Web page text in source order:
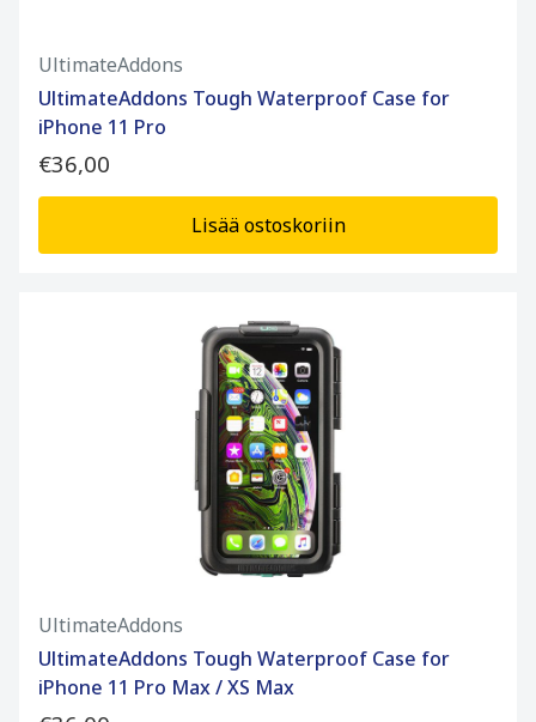
UltimateAddons
UltimateAddons Tough Waterproof Case for
iPhone 11 Pro
€36,00
Lisää ostoskoriin
UltimateAddons
UltimateAddons Tough Waterproof Case for
iPhone 11 Pro Max / XS Max